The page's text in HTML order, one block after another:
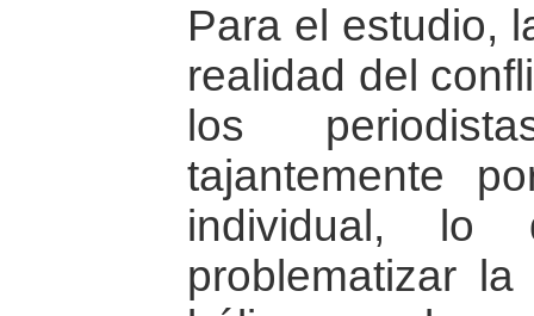
Para el estudio,
realidad del
los
tajantemente
individual,
problematizar